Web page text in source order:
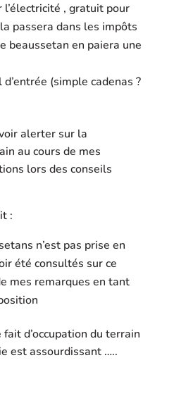
l’électricité , gratuit pour
passera dans les impôts
beaussetan en paiera une
(simple cadenas ?
alerter sur la
au cours de mes
lors des conseils
:
n’est pas prise en
été consultés sur ce
mes remarques en tant
d’occupation du terrain
est assourdissant …..